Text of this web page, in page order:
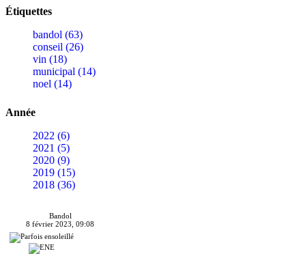
Étiquettes
bandol (63)
conseil (26)
vin (18)
municipal (14)
noel (14)
Année
2022 (6)
2021 (5)
2020 (9)
2019 (15)
2018 (36)
Bandol
8 février 2023, 09:08